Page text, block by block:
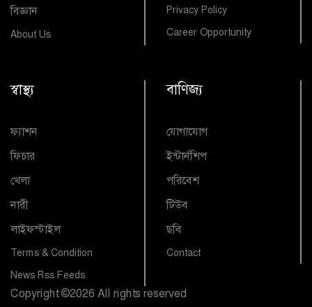
বিজ্ঞান
About Us
Privacy Policy
Career Opportunity
স্বাস্থ্য
ফ্যাশন
ফিচার
খেলা
নারী
লাইফস্টাইল
Terms & Condition
News Rss Feeds
বাণিজ্য
যোগাযোগ
ইন্টার্নশিপ
পরিবেশ
টিউব
ছবি
Contact
Copyright©2026 All rights reserved